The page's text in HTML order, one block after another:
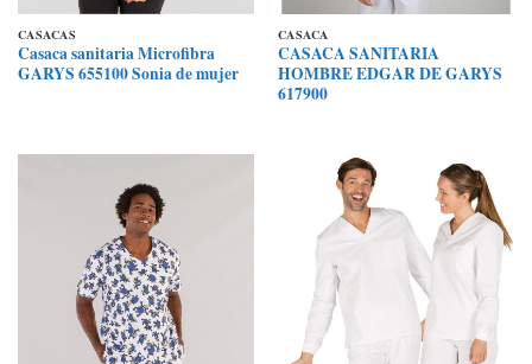
CASACAS
Casaca sanitaria Microfibra
GARYS 655100 Sonia de mujer
CASACA
CASACA SANITARIA
HOMBRE EDGAR DE GARYS
617900